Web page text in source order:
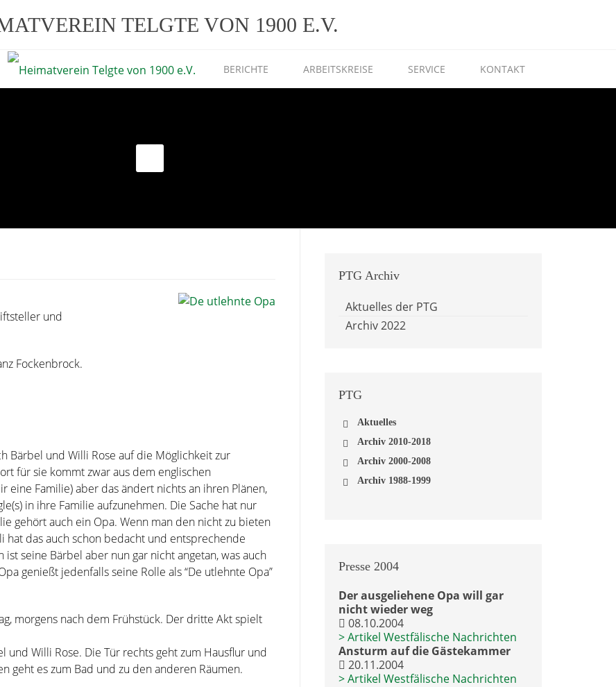
TELGTE VON 1900 E.V.
BERICHTE ARBEITSKREISE SERVICE KONTAKT
und
Fockenbrock.
Bärbel und Willi Rose auf die Möglichkeit zur
für sie kommt zwar aus dem englischen
eine Familie) aber das ändert nichts an ihren Plänen,
in ihre Familie aufzunehmen. Die Sache hat nur
gehört auch ein Opa. Wenn man den nicht zu bieten
hat das auch schon bedacht und entsprechende
seine Bärbel aber nun gar nicht angetan, was auch
genießt jedenfalls seine Rolle als “De utlehnte Opa”
morgens nach dem Frühstück. Der dritte Akt spielt
Willi Rose. Die Tür rechts geht zum Hausflur und
geht es zum Bad und zu den anderen Räumen.
PTGArchiv
Aktuelles der PTG
Archiv 2022
PTG
Aktuelles
Archiv 2010-2018
Archiv 2018
Archiv 2016
Archiv 2014
Archiv 2000-2008
Archiv 2008
Archiv 2007
Archiv 2001
Archiv 2000
Archiv 1988-1999
Archiv 1994
Archiv 1992
Archiv 1991
Archiv 1990
Archiv 1989
Archiv 1988
Presse2004
Der ausgeliehene Opa will gar
nicht wieder weg
08.10.2004
> Artikel Westfälische Nachrichten
Ansturm auf die Gästekammer
20.11.2004
> Artikel Westfälische Nachrichten